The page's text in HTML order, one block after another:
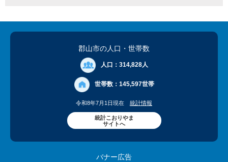
郡山市の人口 ・世帯数
人口： 314,828人
世帯数： 145,597世帯
令和8年7月1日現在 統計情報
統計こおりやま
サイトへ
バナー広告